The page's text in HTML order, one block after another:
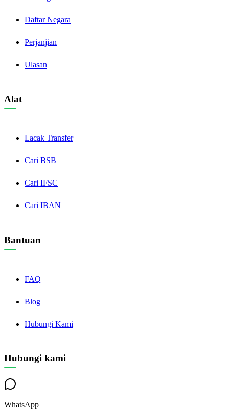
Daftar Negara
Perjanjian
Ulasan
Alat
Lacak Transfer
Cari BSB
Cari IFSC
Cari IBAN
Bantuan
FAQ
Blog
Hubungi Kami
Hubungi kami
WhatsApp